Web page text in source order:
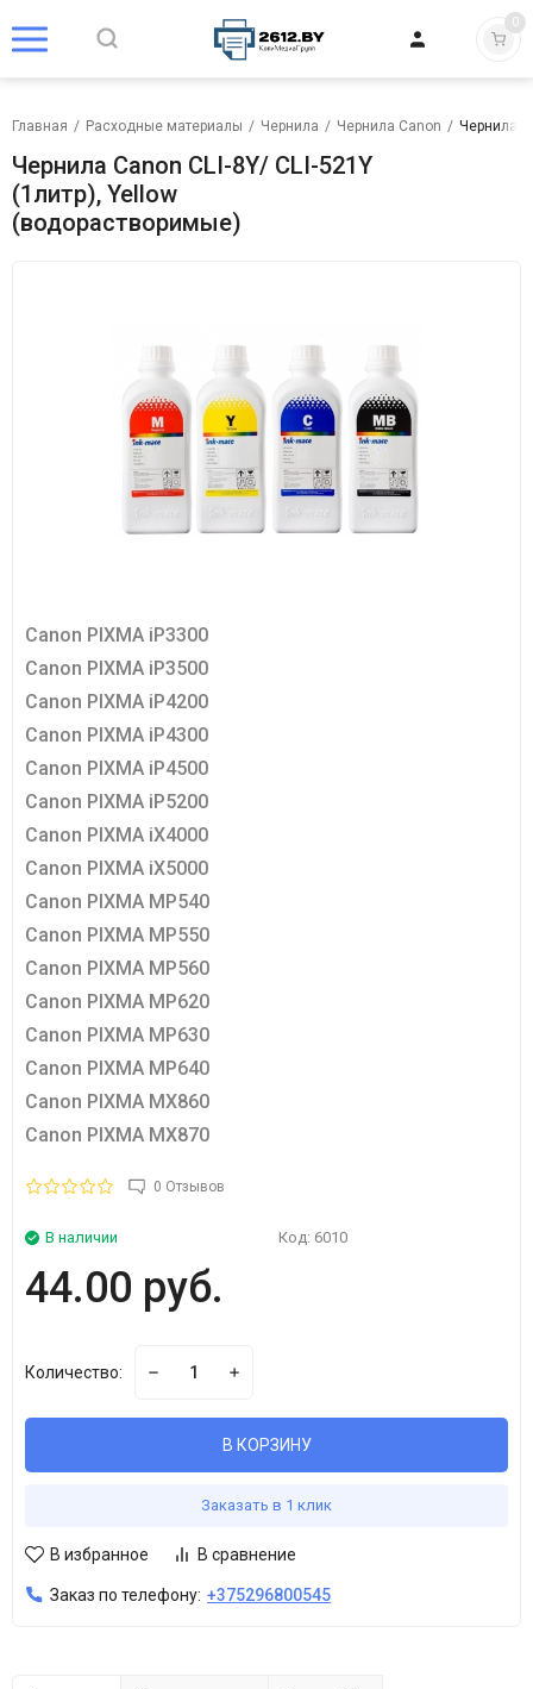
0
Главная / Расходные материалы / Чернила / Чернила Canon / Чернила
Чернила Canon CLI-8Y/ CLI-521Y
(1литр), Yellow
(водорастворимые)
Canon PIXMA iP3300
Canon PIXMA iP3500
Canon PIXMA iP4200
Canon PIXMA iP4300
Canon PIXMA iP4500
Canon PIXMA iP5200
Canon PIXMA iX4000
Canon PIXMA iX5000
Canon PIXMA MP540
Canon PIXMA MP550
Canon PIXMA MP560
Canon PIXMA MP620
Canon PIXMA MP630
Canon PIXMA MP640
Canon PIXMA MX860
Canon PIXMA MX870
0 Отзывов
В наличии Код: 6010
44.00 руб.
Количество:
В КОРЗИНУ
Заказать в 1 клик
В избранное В сравнение
Заказ по телефону: +375296800545